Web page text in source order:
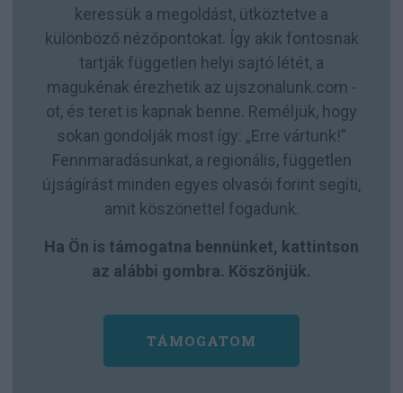
keressük a megoldást, ütköztetve a
különböző nézőpontokat. Így akik fontosnak
tartják független helyi sajtó létét, a
magukénak érezhetik az ujszonalunk.com -
ot, és teret is kapnak benne. Reméljük, hogy
sokan gondolják most így: „Erre vártunk!”
Fennmaradásunkat, a regionális, független
újságírást minden egyes olvasói forint segíti,
amit köszönettel fogadunk.
Ha Ön is támogatna bennünket, kattintson
az alábbi gombra. Köszönjük.
TÁMOGATOM